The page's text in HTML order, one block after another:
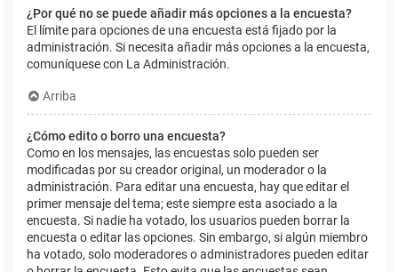
¿Por qué no se puede añadir más opciones a la encuesta?
El límite para opciones de una encuesta está fijado por la
administración. Si necesita añadir más opciones a la encuesta,
comuníquese con La Administración.
Arriba
¿Cómo edito o borro una encuesta?
Como en los mensajes, las encuestas solo pueden ser
modificadas por su creador original, un moderador o la
administración. Para editar una encuesta, hay que editar el
primer mensaje del tema; este siempre esta asociado a la
encuesta. Si nadie ha votado, los usuarios pueden borrar la
encuesta o editar las opciones. Sin embargo, si algún miembro
ha votado, solo moderadores o administradores pueden editar